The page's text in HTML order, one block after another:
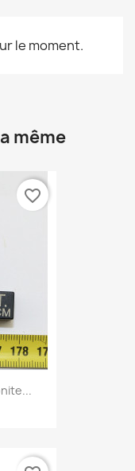
le moment.
même
favorite_border